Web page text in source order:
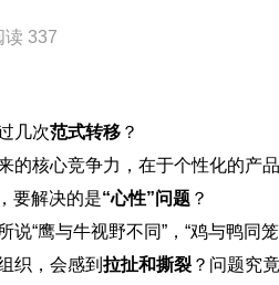
读 337
几次范式转移 ？
的核心竞争力，在于个性化的产
要解决的是“心性”问题 ？
说“鹰与牛视野不同”，“鸡与鸭同
织，会感到 拉扯和撕裂 ？问题究